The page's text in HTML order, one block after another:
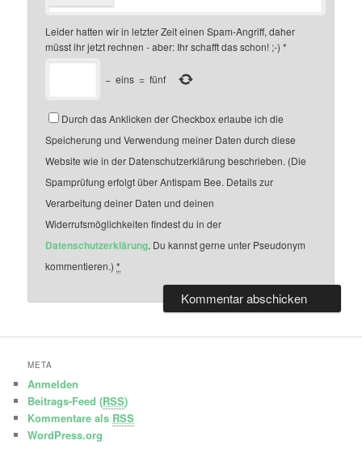
Leider hatten wir in letzter Zeit einen Spam-Angriff, daher
müsst ihr jetzt rechnen - aber: Ihr schafft das schon! ;-) *
− eins = fünf
Durch das Anklicken der Checkbox erlaube ich die
Speicherung und Verwendung meiner Daten durch diese
Website wie in der Datenschutzerklärung beschrieben. (Die
Spamprüfung erfolgt über Antispam Bee. Details zur
Verarbeitung deiner Daten und deinen
Widerrufsmöglichkeiten findest du in der
Datenschutzerklärung. Du kannst gerne unter Pseudonym
kommentieren.)*
META
Anmelden
Beitrags-Feed (RSS)
Kommentare als RSS
WordPress.org